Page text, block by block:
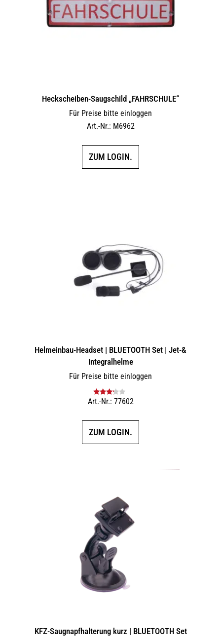
Heckscheiben-Saugschild „FAHRSCHULE“
Für Preise bitte einloggen
Art.-Nr.: M6962
ZUM LOGIN.
Helmeinbau-Headset | BLUETOOTH Set | Jet-&
Integralhelme
Für Preise bitte einloggen
Bewertet
Art.-Nr.: 77602
ZUM LOGIN.
KFZ-Saugnapfhalterung kurz | BLUETOOTH Set